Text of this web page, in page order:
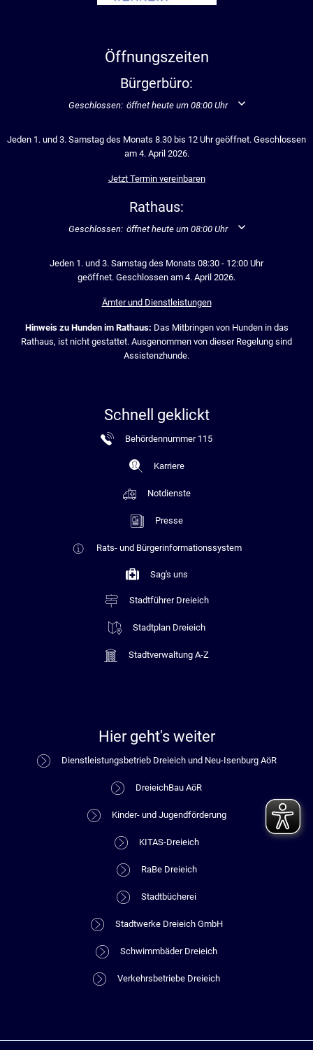
Öffnungszeiten
Bürgerbüro:
Klicken, um weitere Öffnungs- oder Schließzeiten
Geschlossen: öffnet heute um 08:00 Uhr
Jeden 1. und 3. Samstag des Monats 8.30 bis 12 Uhr geöffnet. Geschlossen
am 4. April 2026.
Jetzt Termin vereinbaren
Rathaus:
Klicken, um weitere Öffnungs- oder Schließzeiten
Geschlossen: öffnet heute um 08:00 Uhr
Jeden 1. und 3. Samstag des Monats 08:30 - 12:00 Uhr
geöffnet. Geschlossen am 4. April 2026.
Ämter und Dienstleistungen
Hinweis zu Hunden im Rathaus: Das Mitbringen von Hunden in das
Rathaus, ist nicht gestattet. Ausgenommen von dieser Regelung sind
Assistenzhunde.
Schnell geklickt
Behördennummer 115
Karriere
Notdienste
Presse
Rats- und Bürgerinformationssystem
Sag's uns
Stadtführer Dreieich
Stadtplan Dreieich
Stadtverwaltung A-Z
Hier geht's weiter
Dienstleistungsbetrieb Dreieich und Neu-Isenburg AöR
DreieichBau AöR
Kinder- und Jugendförderung
KITAS-Dreieich
RaBe Dreieich
Stadtbücherei
Stadtwerke Dreieich GmbH
Schwimmbäder Dreieich
Verkehrsbetriebe Dreieich